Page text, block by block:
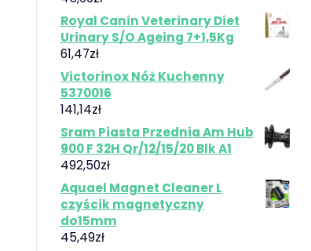
Royal Canin Veterinary Diet
Urinary S/O Ageing 7+1,5Kg
61,47zł
Victorinox Nóż Kuchenny
5370016
141,14zł
Sram Piasta Przednia Am Hub
900 F 32H Qr/12/15/20 Blk A1
492,50zł
Aquael Magnet Cleaner L
czyścik magnetyczny
do15mm
45,49zł